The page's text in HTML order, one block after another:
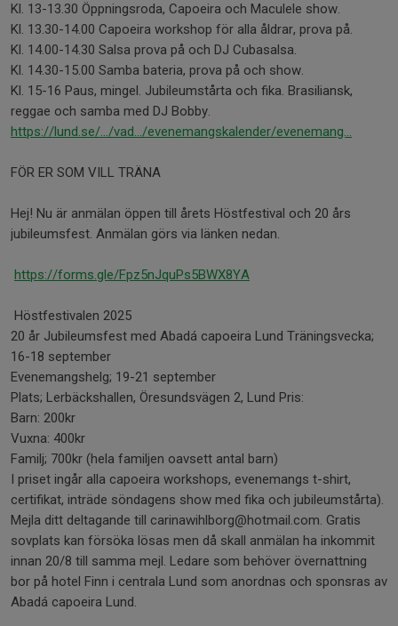
Kl. 13-13.30 Öppningsroda, Capoeira och Maculele show.
Kl. 13.30-14.00 Capoeira workshop för alla åldrar, prova på.
Kl. 14.00-14.30 Salsa prova på och DJ Cubasalsa.
Kl. 14.30-15.00 Samba bateria, prova på och show.
Kl. 15-16 Paus, mingel. Jubileumstårta och fika. Brasiliansk,
reggae och samba med DJ Bobby.
https://lund.se/.../vad.../evenemangskalender/evenemang...
FÖR ER SOM VILL TRÄNA
Hej! Nu är anmälan öppen till årets Höstfestival och 20 års
jubileumsfest. Anmälan görs via länken nedan.
https://forms.gle/Fpz5nJquPs5BWX8YA
Höstfestivalen 2025
20 år Jubileumsfest med Abadá capoeira Lund Träningsvecka;
16-18 september
Evenemangshelg; 19-21 september
Plats; Lerbäckshallen, Öresundsvägen 2, Lund Pris:
Barn: 200kr
Vuxna: 400kr
Familj; 700kr (hela familjen oavsett antal barn)
I priset ingår alla capoeira workshops, evenemangs t-shirt,
certifikat, inträde söndagens show med fika och jubileumstårta).
Mejla ditt deltagande till carinawihlborg@hotmail.com. Gratis
sovplats kan försöka lösas men då skall anmälan ha inkommit
innan 20/8 till samma mejl. Ledare som behöver övernattning
bor på hotel Finn i centrala Lund som anordnas och sponsras av
Abadá capoeira Lund.